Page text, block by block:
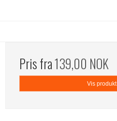
Pris fra139,00 NOK
Vis produkt